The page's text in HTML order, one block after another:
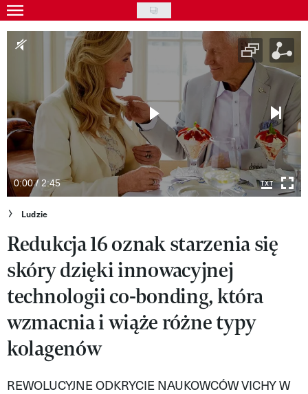
Skip
to
main
Gwiazdy
Uroda
Styl życia
Kultura
Wideo
Nasze akcje
VIVA!ART
VIVA!MODA
VIVA!LIFESTYLE
VIVA!MAN
VIVA!PEOPLE POWER
0:00 / 2:45
Ludzie
Redukcja 16 oznak starzenia się
skóry dzięki innowacyjnej
technologii co-bonding, która
wzmacnia i wiąże różne typy
kolagenów
REWOLUCYJNE ODKRYCIE NAUKOWCÓW VICHY W